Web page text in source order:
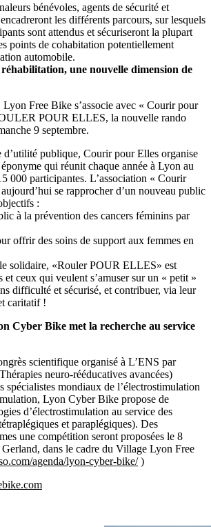
bénévoles, agents de sécurité et
les différents parcours, sur lesquels
sont attendus et sécuriseront la plupart
points de cohabitation potentiellement
automobile.
une nouvelle dimension de
Free Bike s’associe avec « Courir pour
POUR ELLES, la nouvelle rando
9 septembre.
d’utilité publique, Courir pour Elles organise
qui réunit chaque année à Lyon au
000 participantes. L’association « Courir
se rapprocher d’un nouveau public
:
à la prévention des cancers féminins par
offrir des soins de support aux femmes en
solidaire, «Rouler POUR ELLES» est
et ceux qui veulent s’amuser sur un « petit »
difficulté et sécurisé, et contribuer, via leur
caritatif !
Cyber Bike met la recherche au service
scientifique organisé à L’ENS par
neuro-rééducatives avancées)
spécialistes mondiaux de l’électrostimulation
Lyon Cyber Bike propose de
d’électrostimulation au service des
et paraplégiques). Des
une compétition seront proposées le 8
Gerland, dans le cadre du Village Lyon Free
agenda/lyon-cyber-bike/)